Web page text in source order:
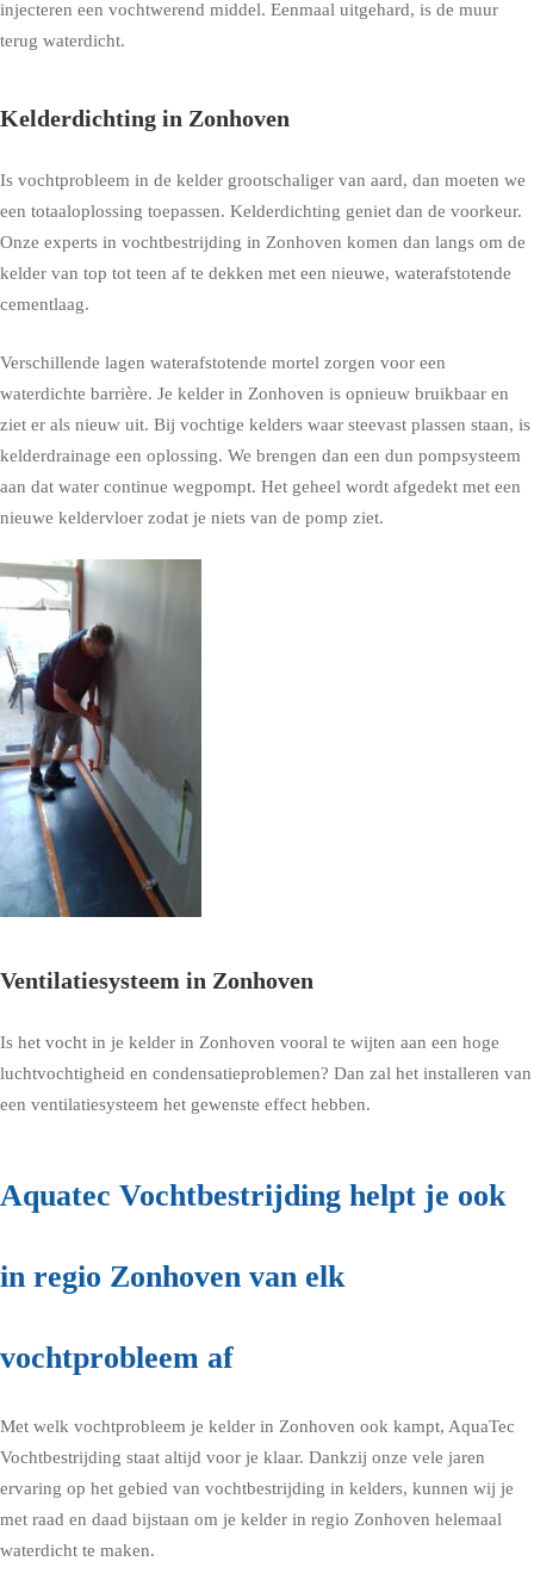
injecteren een vochtwerend middel. Eenmaal uitgehard, is de muur
terug waterdicht.
Kelderdichting in Zonhoven
Is vochtprobleem in de kelder grootschaliger van aard, dan moeten we
een totaaloplossing toepassen. Kelderdichting geniet dan de voorkeur.
Onze experts in vochtbestrijding in Zonhoven komen dan langs om de
kelder van top tot teen af te dekken met een nieuwe, waterafstotende
cementlaag.
Verschillende lagen waterafstotende mortel zorgen voor een
waterdichte barrière. Je kelder in Zonhoven is opnieuw bruikbaar en
ziet er als nieuw uit. Bij vochtige kelders waar steevast plassen staan, is
kelderdrainage een oplossing. We brengen dan een dun pompsysteem
aan dat water continue wegpompt. Het geheel wordt afgedekt met een
nieuwe keldervloer zodat je niets van de pomp ziet.
Ventilatiesysteem in Zonhoven
Is het vocht in je kelder in Zonhoven vooral te wijten aan een hoge
luchtvochtigheid en condensatieproblemen? Dan zal het installeren van
een ventilatiesysteem het gewenste effect hebben.
Aquatec Vochtbestrijding helpt je ook
in regio Zonhoven van elk
vochtprobleem af
Met welk vochtprobleem je kelder in Zonhoven ook kampt, AquaTec
Vochtbestrijding staat altijd voor je klaar. Dankzij onze vele jaren
ervaring op het gebied van vochtbestrijding in kelders, kunnen wij je
met raad en daad bijstaan om je kelder in regio Zonhoven helemaal
waterdicht te maken.